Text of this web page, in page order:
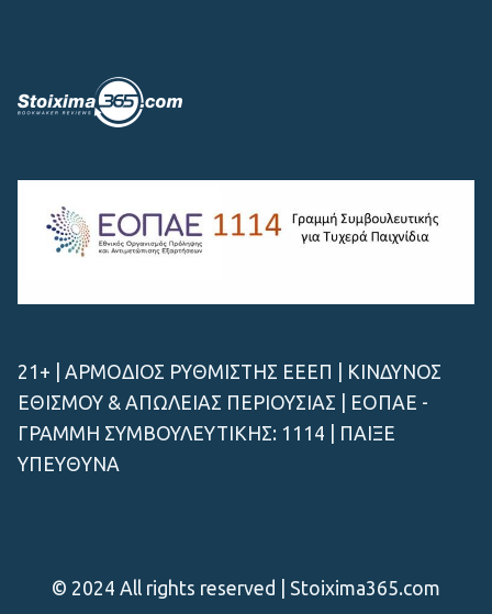
21+ | ΑΡΜΟΔΙΟΣ ΡΥΘΜΙΣΤΗΣ ΕΕΕΠ | ΚΙΝΔΥΝΟΣ
ΕΘΙΣΜΟΥ & ΑΠΩΛΕΙΑΣ ΠΕΡΙΟΥΣΙΑΣ | ΕΟΠΑΕ -
ΓΡΑΜΜΗ ΣΥΜΒΟΥΛΕΥΤΙΚΗΣ: 1114 | ΠΑΙΞΕ
ΥΠΕΥΘΥΝΑ
© 2024 All rights reserved | Stoixima365.com